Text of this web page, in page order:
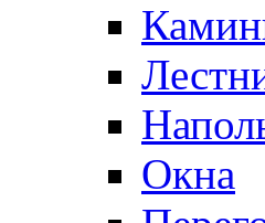
Окна